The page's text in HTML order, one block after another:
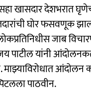
खासदार देशभरात
घोर फसवणूक
जाब
यांनी
माझ्याविरोधात
पाठवीन.